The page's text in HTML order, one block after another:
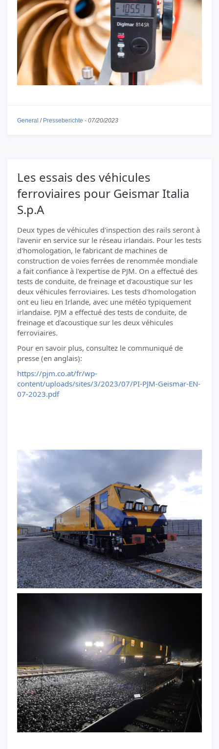
General / Presseberichte - 07/20/2023
Les essais des véhicules
ferroviaires pour Geismar Italia
S.p.A
Deux types de véhicules d'inspection des rails seront à
l'avenir en service sur le réseau irlandais. Pour les tests
d'homologation, le fabricant de machines de
construction de voies ferrées de renommée mondiale
a fait confiance à l'expertise de PJM. On a effectué des
tests de conduite, de freinage et d'acoustique sur les
deux véhicules ferroviaires. Les tests d'homologation
ont eu lieu en Irlande, avec une météo typiquement
irlandaise. PJM a effectué des tests de conduite, de
freinage et d'acoustique sur les deux véhicules
ferroviaires.
Pour en savoir plus, consultez le communiqué de
presse (en anglais):
https://pjm.co.at/fr/wp-
content/uploads/sites/3/2023/07/PI-PJM-Geismar-EN-
07-2023.pdf